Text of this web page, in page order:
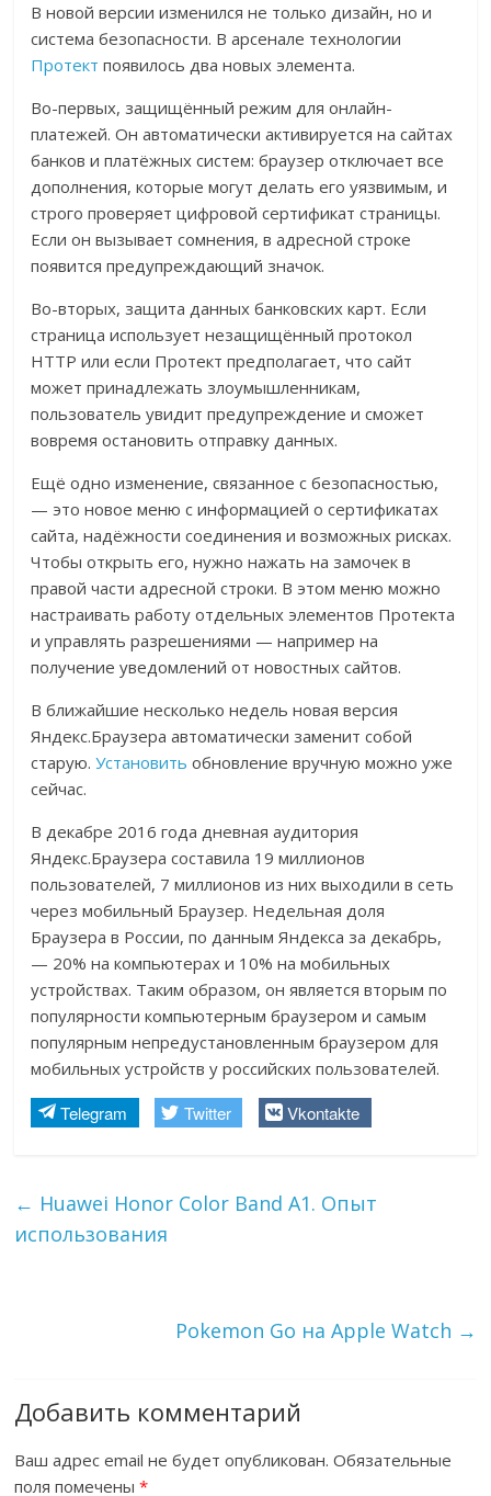
В новой версии изменился не только дизайн, но и
система безопасности. В арсенале технологии
Протект появилось два новых элемента.
Во-первых, защищённый режим для онлайн-
платежей. Он автоматически активируется на сайтах
банков и платёжных систем: браузер отключает все
дополнения, которые могут делать его уязвимым, и
строго проверяет цифровой сертификат страницы.
Если он вызывает сомнения, в адресной строке
появится предупреждающий значок.
Во-вторых, защита данных банковских карт. Если
страница использует незащищённый протокол
HTTP или если Протект предполагает, что сайт
может принадлежать злоумышленникам,
пользователь увидит предупреждение и сможет
вовремя остановить отправку данных.
Ещё одно изменение, связанное с безопасностью,
— это новое меню с информацией о сертификатах
сайта, надёжности соединения и возможных рисках.
Чтобы открыть его, нужно нажать на замочек в
правой части адресной строки. В этом меню можно
настраивать работу отдельных элементов Протекта
и управлять разрешениями — например на
получение уведомлений от новостных сайтов.
В ближайшие несколько недель новая версия
Яндекс.Браузера автоматически заменит собой
старую.Установить обновление вручную можно уже
сейчас.
В декабре 2016 года дневная аудитория
Яндекс.Браузера составила 19 миллионов
пользователей, 7 миллионов из них выходили в сеть
через мобильный Браузер. Недельная доля
Браузера в России, по данным Яндекса за декабрь,
— 20% на компьютерах и 10% на мобильных
устройствах. Таким образом, он является вторым по
популярности компьютерным браузером и самым
популярным непредустановленным браузером для
мобильных устройств у российских пользователей.
Telegram Twitter Vkontakte
← Huawei Honor Color Band A1. Опыт
использования
Pokemon Go на Apple Watch →
Добавить комментарий
Ваш адрес email не будет опубликован. Обязательные
поля помечены*